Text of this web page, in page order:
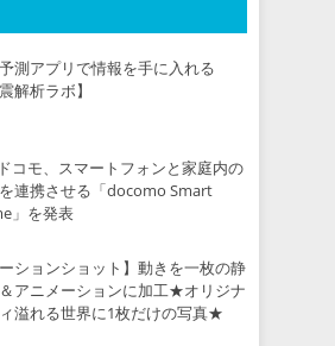
測アプリで情報を手に入れる
解析ラボ】
コモ、スマートフォンと家庭内の
連携させる「docomo Smart
」を発表
ーションショット】動きを一枚の静
アニメーションに加工★オリジナ
溢れる世界に1枚だけの写真★